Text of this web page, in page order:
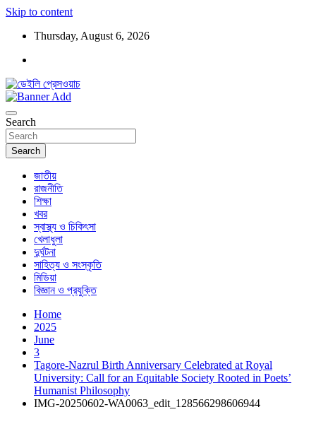
Skip to content
Thursday, August 6, 2026
ডেইলি প্রেসওয়াচ
Search
Search
জাতীয়
রাজনীতি
শিক্ষা
খবর
স্বাস্থ্য ও চিকিৎসা
খেলাধুলা
দুর্ঘটনা
সাহিত্য ও সংস্কৃতি
মিডিয়া
বিজ্ঞান ও প্রযুক্তি
Home
2025
June
3
Tagore-Nazrul Birth Anniversary Celebrated at Royal
University: Call for an Equitable Society Rooted in Poets’
Humanist Philosophy
IMG-20250602-WA0063_edit_128566298606944